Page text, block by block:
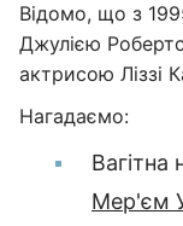
Відомо, що з
Джулією
актрисою Ліззі
Нагадаємо:
Вагітна
Мер'єм